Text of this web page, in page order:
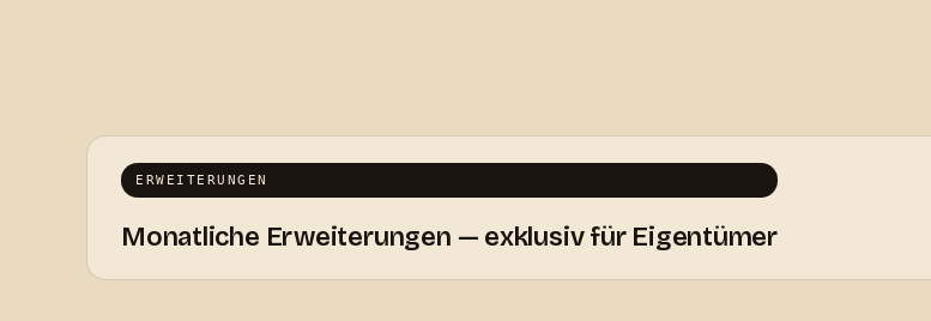
ERWEITERUNGEN
Monatliche Erweiterungen — exklusiv für Eigentümer